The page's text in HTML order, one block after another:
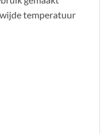
wijde temperatuur